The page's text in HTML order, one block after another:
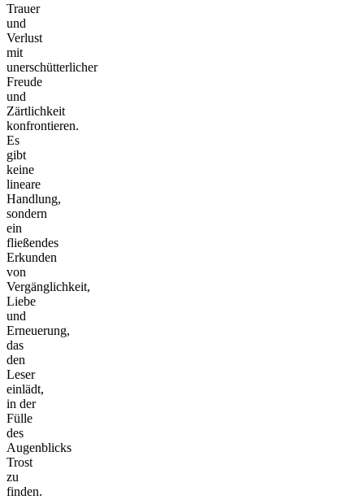
Trauer
und
Verlust
mit
unerschütterlicher
Freude
und
Zärtlichkeit
konfrontieren.
Es
gibt
keine
lineare
Handlung,
sondern
ein
fließendes
Erkunden
von
Vergänglichkeit,
Liebe
und
Erneuerung,
das
den
Leser
einlädt,
in der
Fülle
des
Augenblicks
Trost
zu
finden.